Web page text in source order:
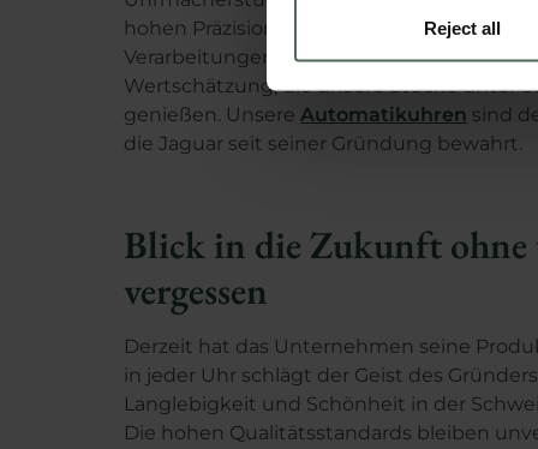
Find out more about how
We use cookies to
information about your use
other information that
Reject all
hohen Präzision der Maschinen, aber mit
Verarbeitungen gebaut. Zweifellos ist das
Wertschätzung, die unsere Stücke unter
genießen. UnsereAutomatikuhren sind
die Jaguar seit seiner Gründung bewahrt.
Blick in die Zukunft ohne
vergessen
Derzeit hat das Unternehmen seine
in jeder Uhr schlägt der Geist des
Langlebigkeit und Schönheit in der
Die hohen Qualitätsstandards bleiben